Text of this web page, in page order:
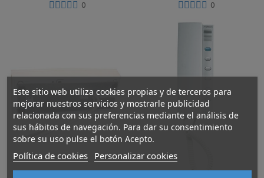
0 0
Este sitio web utiliza cookies propias y de terceros para
mejorar nuestros servicios y mostrarle publicidad
relacionada con sus preferencias mediante el análisis de
sus hábitos de navegación. Para dar su consentimiento
sobre su uso pulse el botón Acepto.
Política de cookies Personalizar cookies